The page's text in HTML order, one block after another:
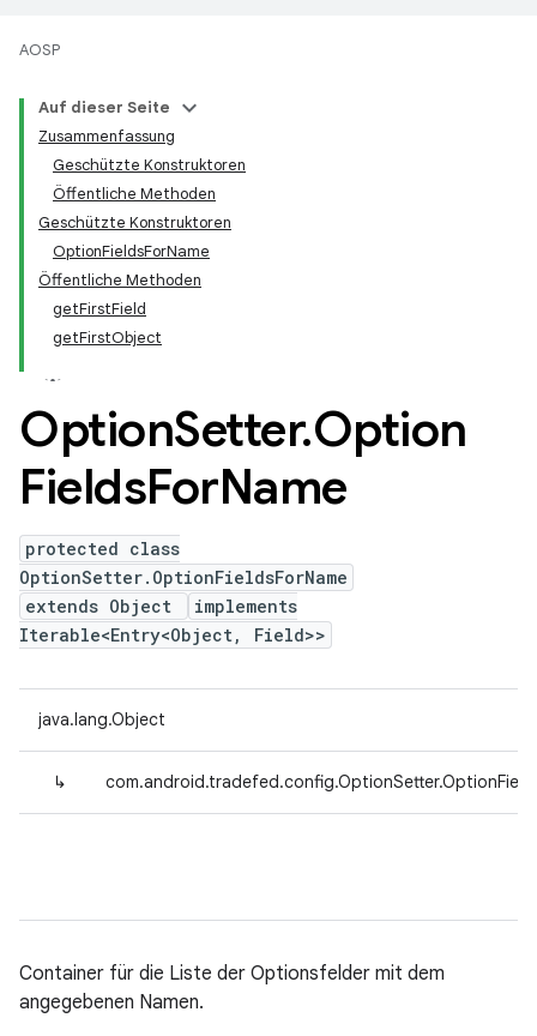
AOSP
Auf dieser Seite
Zusammenfassung
Geschützte Konstruktoren
Öffentliche Methoden
Geschützte Konstruktoren
OptionFieldsForName
Öffentliche Methoden
getFirstField
getFirstObject
OptionSetter.Option
FieldsForName
protected class
OptionSetter.OptionFieldsForName
extends Object
implements
Iterable<Entry<Object, Field>>
java.lang.Object
↳
Container für die Liste der Optionsfelder mit dem
angegebenen Namen.